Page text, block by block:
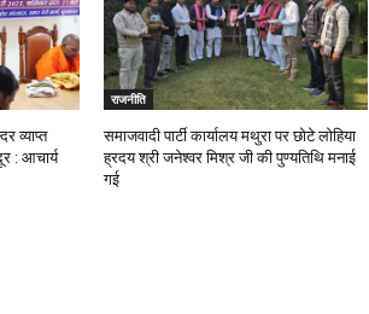
व्याप्त
: आचार्य
राजनीति
समाजवादी पार्टी कार्यालय मथुरा पर छोटे लोहिया
ह्रदय श्री जनेश्वर मिश्र जी की पुण्यतिथि मनाई
गई